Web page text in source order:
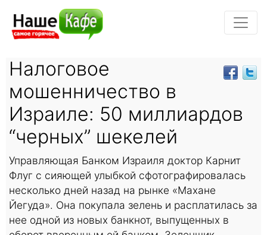
Налоговое
мошенничество в
Израиле: 50 миллиардов
“черных” шекелей
Управляющая Банком Израиля доктор Карнит
Флуг с сияющей улыбкой сфотографировалась
несколько дней назад на рынке «Махане
Йегуда». Она покупала зелень и расплатилась за
нее одной из новых банкнот, выпущенных в